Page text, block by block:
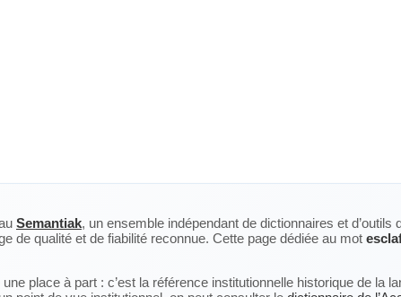
Semantiak, un ensemble indépendant de dictionnaires et
de qualité et de fiabilité reconnue. Cette page dédiée au mot
place à part : c’est la référence institutionnelle historique de la